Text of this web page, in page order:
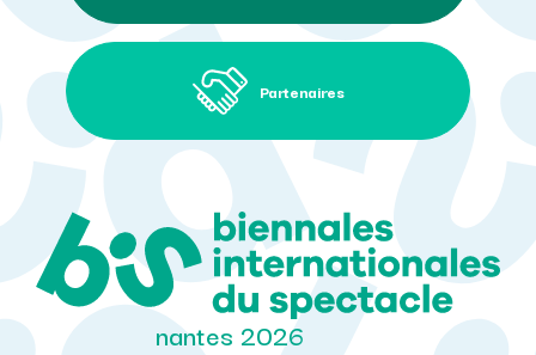
Partenaires
nantes 2026